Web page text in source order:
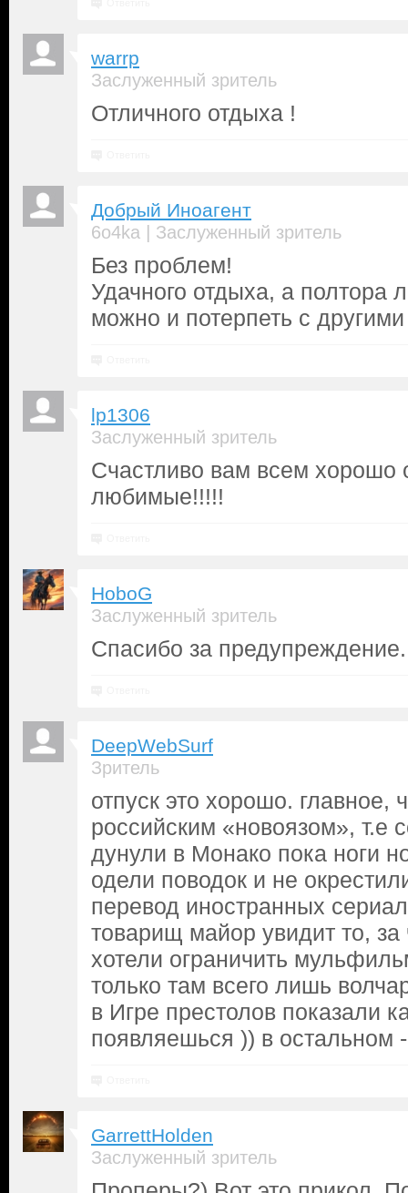
warrp
Заслуженный зритель
Отличного отдыха !
Добрый Иноагент
6o4ka | Заслуженный зритель
Без проблем!
Удачного отдыха, а полтора
можно и потерпеть с
lp1306
Заслуженный зритель
Счастливо вам всем хорошо
любимые!!!!!
HoboG
Заслуженный зритель
Спасибо за
DeepWebSurf
Зритель
отпуск это хорошо. главное,
российским «новоязом», т.е
дунули в Монако пока ноги
одели поводок и не
перевод иностранных
товарищ майор увидит то, за
хотели ограничить
только там всего лишь
в Игре престолов показали
появляешься )) в остальном
GarrettHolden
Заслуженный зритель